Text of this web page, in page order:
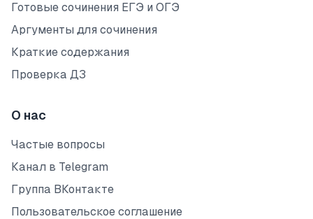
Готовые сочинения ЕГЭ и ОГЭ
Аргументы для сочинения
Краткие содержания
Проверка ДЗ
О нас
Частые вопросы
Канал в Telegram
Группа ВКонтакте
Пользовательское соглашение